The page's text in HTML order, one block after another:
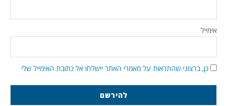
אימייל
כן, ברצוני שהתראות על מאמרי האתר יישלחו אל כתובת האימייל שלי